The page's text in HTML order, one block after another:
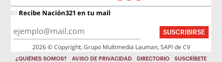
Recibe Nación321 en tu mail
SUSCRIBIRSE
2026 © Copyright, Grupo Multimedia Lauman, SAPI de CV
¿QUIÉNES SOMOS? AVISO DE PRIVACIDAD DIRECTORIO SUSCRÍBETE